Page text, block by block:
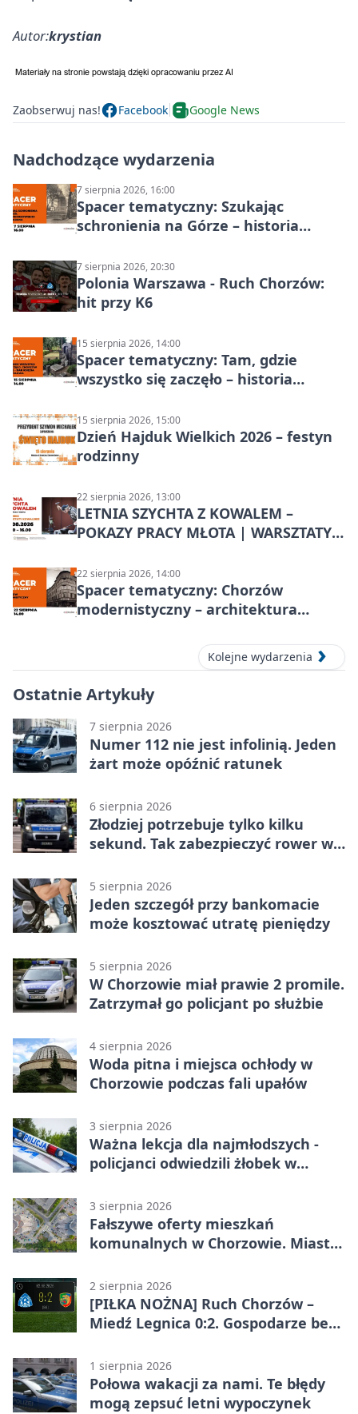
Autor:krystian
Zaobserwuj nas! Facebook Google News
Nadchodzące wydarzenia
7 sierpnia 2026, 16:00
Spacer tematyczny: Szukając
schronienia na Górze – historia
7 sierpnia 2026, 20:30
Polonia Warszawa - Ruch Chorzów:
hit przy K6
15 sierpnia 2026, 14:00
Spacer tematyczny: Tam, gdzie
wszystko się zaczęło – historia
15 sierpnia 2026, 15:00
Dzień Hajduk Wielkich 2026 – festyn
rodzinny
22 sierpnia 2026, 13:00
LETNIA SZYCHTA Z KOWALEM –
POKAZY PRACY MŁOTA | WARSZTATY
22 sierpnia 2026, 14:00
Spacer tematyczny: Chorzów
modernistyczny – architektura
Kolejne wydarzenia
Ostatnie Artykuły
7 sierpnia 2026
Numer 112 nie jest infolinią. Jeden
żart może opóźnić ratunek
6 sierpnia 2026
Złodziej potrzebuje tylko kilku
sekund. Tak zabezpieczyć rower w
5 sierpnia 2026
Jeden szczegół przy bankomacie
może kosztować utratę pieniędzy
5 sierpnia 2026
W Chorzowie miał prawie 2 promile.
Zatrzymał go policjant po służbie
4 sierpnia 2026
Woda pitna i miejsca ochłody w
Chorzowie podczas fali upałów
3 sierpnia 2026
Ważna lekcja dla najmłodszych -
policjanci odwiedzili żłobek w
3 sierpnia 2026
Fałszywe oferty mieszkań
komunalnych w Chorzowie. Miasto
2 sierpnia 2026
[PIŁKA NOŻNA] Ruch Chorzów –
Miedź Legnica 0:2. Gospodarze bez
1 sierpnia 2026
Połowa wakacji za nami. Te błędy
mogą zepsuć letni wypoczynek